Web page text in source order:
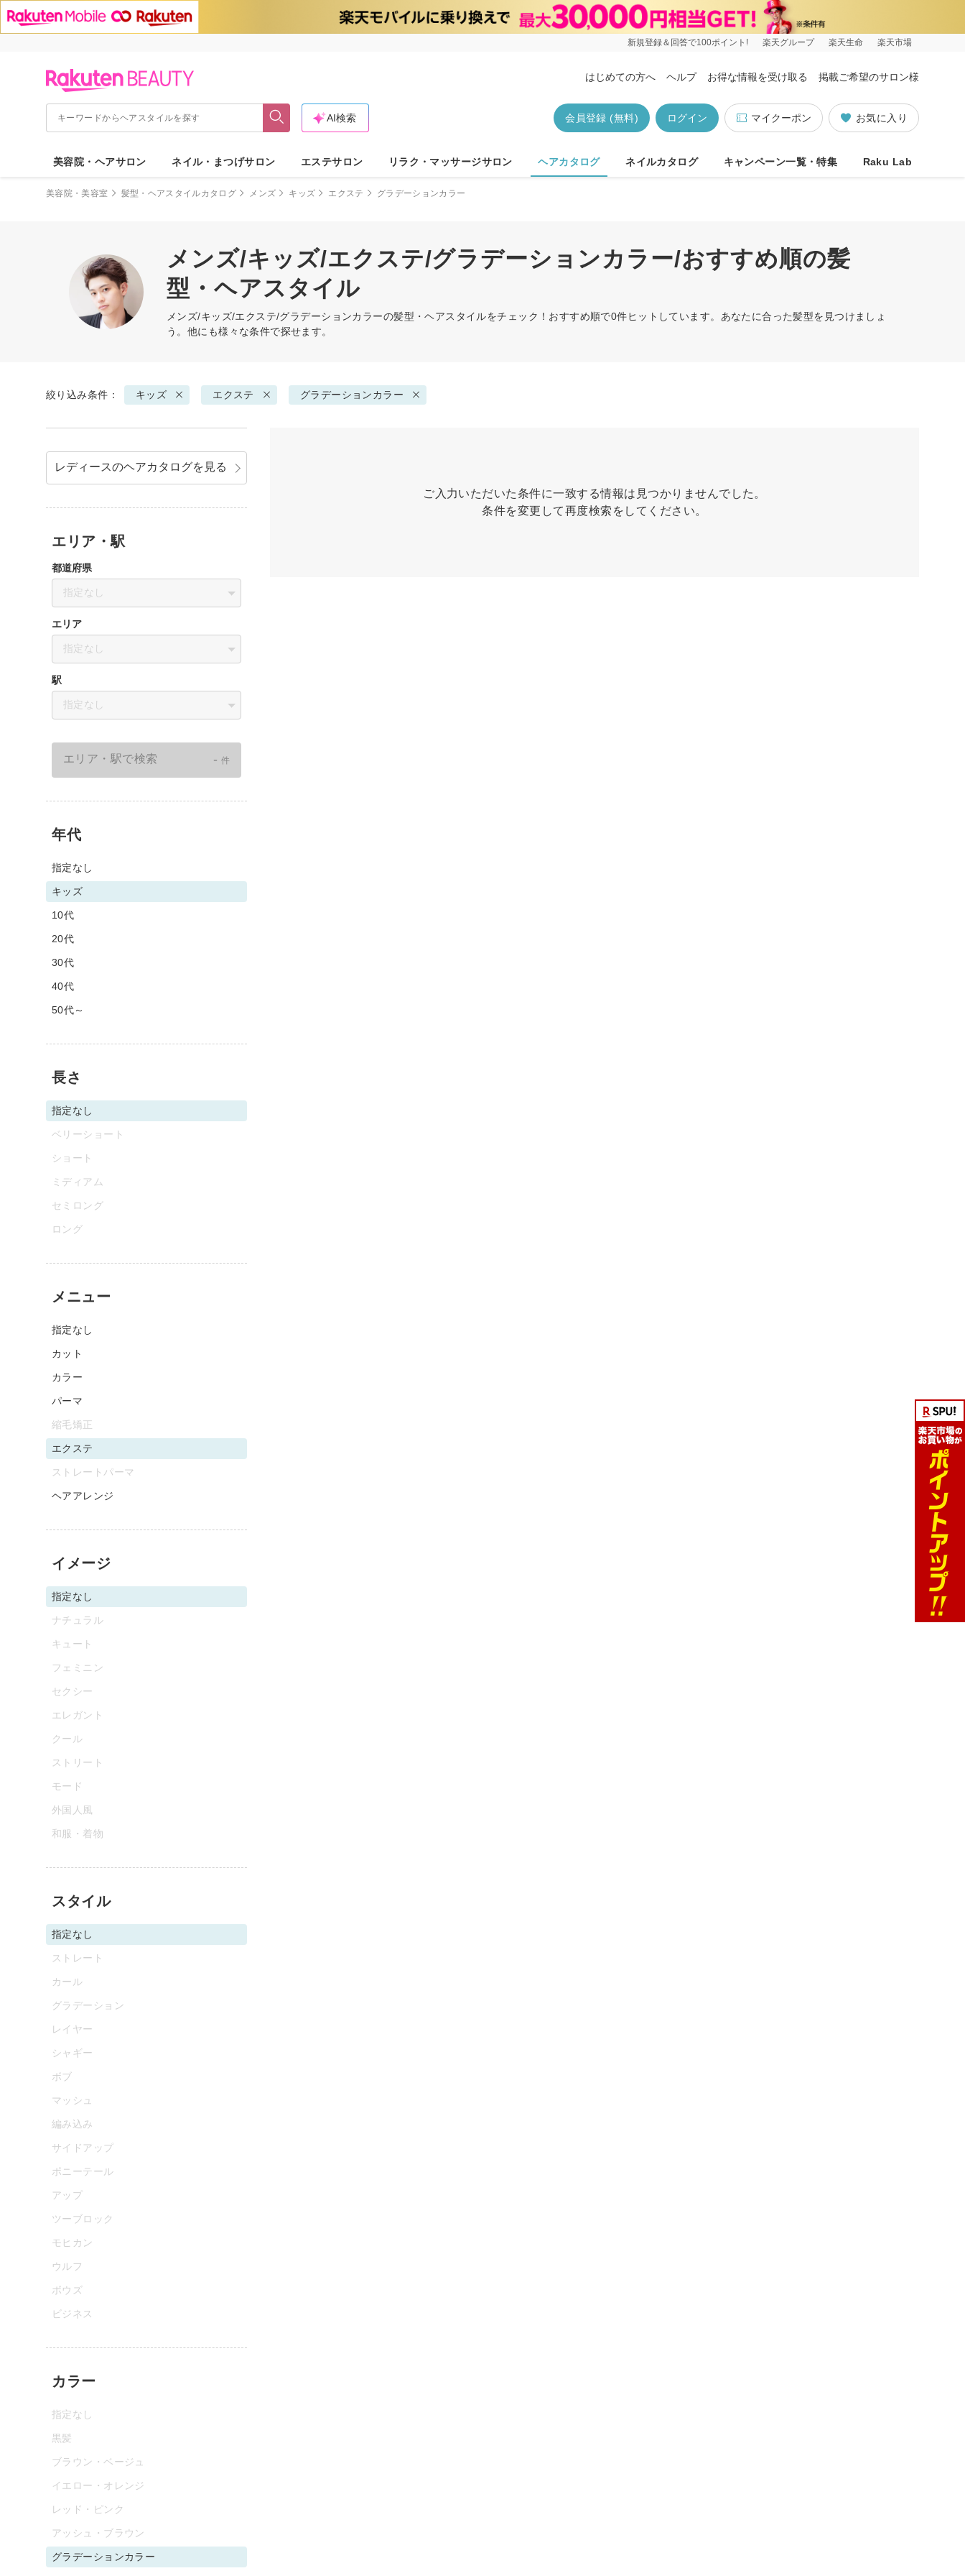
新規登録＆回答で100ポイント! 楽天グループ 楽天生命 楽天市場
はじめての方へ ヘルプ お得な情報を受け取る 掲載ご希望のサロン様
お気に入り
マイクーポン
ログイン
会員登録 (無料)
AI検索
美容院・ヘアサロン ネイル・まつげサロン エステサロン リラク・マッサージサロン ヘアカタログ ネイルカタログ キャンペーン一覧・特集 Raku Lab
美容院・美容室 髪型・ヘアスタイルカタログ メンズ キッズ エクステ グラデーションカラー
メンズ/キッズ/エクステ/グラデーションカラー/おすすめ順の髪
型・ヘアスタイル
メンズ/キッズ/エクステ/グラデーションカラーの髪型・ヘアスタイルをチェック！おすすめ順で0件ヒットしています。あなたに合った髪型を見つけましょ
う。他にも様々な条件で探せます。
絞り込み条件： キッズ エクステ グラデーションカラー
ご入力いただいた条件に一致する情報は見つかりませんでした。
条件を変更して再度検索をしてください。
レディースのヘアカタログを見る
エリア・駅
都道府県
指定なし
エリア
指定なし
駅
指定なし
エリア・駅で検索 - 件
年代
指定なし
キッズ
10代
20代
30代
40代
50代～
長さ
指定なし
ベリーショート
ショート
ミディアム
セミロング
ロング
メニュー
指定なし
カット
カラー
パーマ
縮毛矯正
エクステ
ストレートパーマ
ヘアアレンジ
イメージ
指定なし
ナチュラル
キュート
フェミニン
セクシー
エレガント
クール
ストリート
モード
外国人風
和服・着物
スタイル
指定なし
ストレート
カール
グラデーション
レイヤー
シャギー
ボブ
マッシュ
編み込み
サイドアップ
ポニーテール
アップ
ツーブロック
モヒカン
ウルフ
ボウズ
ビジネス
カラー
指定なし
黒髪
ブラウン・ベージュ
イエロー・オレンジ
レッド・ピンク
アッシュ・ブラウン
グラデーションカラー